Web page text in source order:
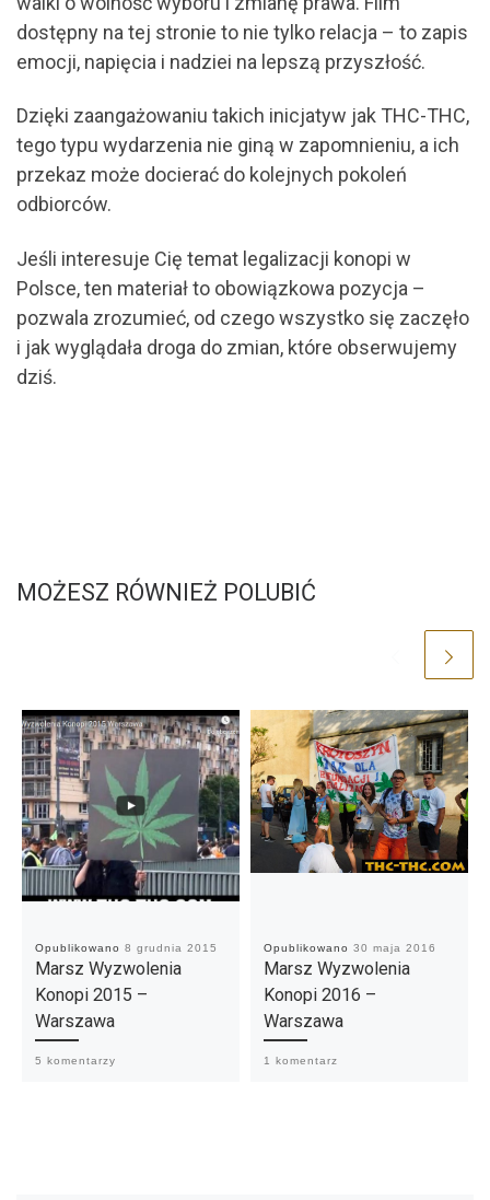
dostępny na tej stronie to nie tylko relacja – to zapis
emocji, napięcia i nadziei na lepszą przyszłość.
Dzięki zaangażowaniu takich inicjatyw jak THC-THC,
tego typu wydarzenia nie giną w zapomnieniu, a ich
przekaz może docierać do kolejnych pokoleń
odbiorców.
Jeśli interesuje Cię temat legalizacji konopi w
Polsce, ten materiał to obowiązkowa pozycja –
pozwala zrozumieć, od czego wszystko się zaczęło
i jak wyglądała droga do zmian, które obserwujemy
dziś.
MOŻESZ RÓWNIEŻ POLUBIĆ
Opublikowano 8 grudnia 2015
Marsz Wyzwolenia
Konopi 2015 –
Warszawa
5 komentarzy
Opublikowano 30 maja 2016
Marsz Wyzwolenia
Konopi 2016 –
Warszawa
1 komentarz